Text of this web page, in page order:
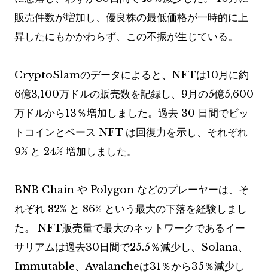
販売件数が増加し、優良株の最低価格が一時的に上
昇したにもかかわらず、この不振が生じている。
CryptoSlamのデータによると、NFTは10月に約
6億3,100万ドルの販売数を記録し、9月の5億5,600
万ドルから13％増加しました。過去 30 日間でビッ
トコインとベース NFT は回復力を示し、それぞれ
9% と 24% 増加しました。
BNB Chain や Polygon などのプレーヤーは、そ
れぞれ 82% と 86% という最大の下落を経験しまし
た。 NFT販売量で最大のネットワークであるイー
サリアムは過去30日間で25.5％減少し、Solana、
Immutable、Avalancheは31％から35％減少し